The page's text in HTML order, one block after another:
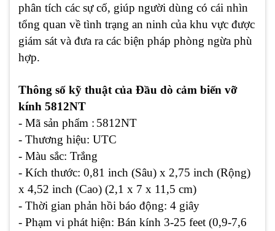
phân tích các sự cố, giúp người dùng có cái nhìn
tổng quan về tình trạng an ninh của khu vực được
giám sát và đưa ra các biện pháp phòng ngừa phù
hợp.
Thông số kỹ thuật của Đầu dò cảm biến vỡ
kính 5812NT
- Mã sản phẩm : 5812NT
- Thương hiệu: UTC
- Màu sắc: Trắng
- Kích thước: 0,81 inch (Sâu) x 2,75 inch (Rộng)
x 4,52 inch (Cao) (2,1 x 7 x 11,5 cm)
- Thời gian phản hồi báo động: 4 giây
- Phạm vi phát hiện: Bán kính 3-25 feet (0,9-7,6